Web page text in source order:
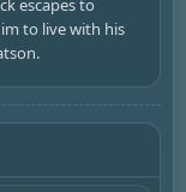
escapes to
to live with his